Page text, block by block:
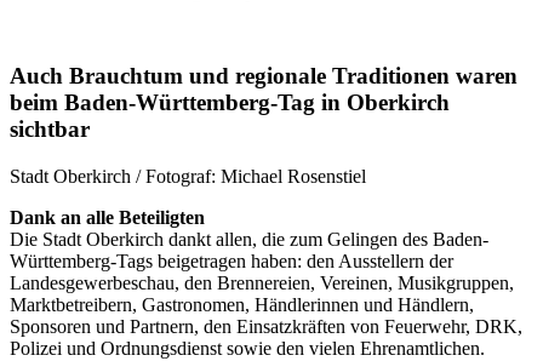
Auch Brauchtum und regionale Traditionen waren
beim Baden-Württemberg-Tag in Oberkirch
sichtbar
Stadt Oberkirch / Fotograf: Michael Rosenstiel
Dank an alle Beteiligten
Die Stadt Oberkirch dankt allen, die zum Gelingen des Baden-
Württemberg-Tags beigetragen haben: den Ausstellern der
Landesgewerbeschau, den Brennereien, Vereinen, Musikgruppen,
Marktbetreibern, Gastronomen, Händlerinnen und Händlern,
Sponsoren und Partnern, den Einsatzkräften von Feuerwehr, DRK,
Polizei und Ordnungsdienst sowie den vielen Ehrenamtlichen.